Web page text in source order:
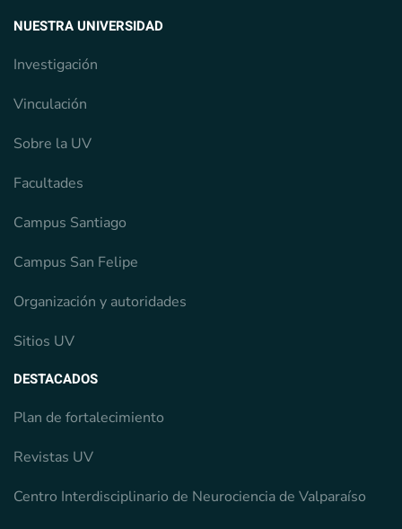
NUESTRA UNIVERSIDAD
Investigación
Vinculación
Sobre la UV
Facultades
Campus Santiago
Campus San Felipe
Organización y autoridades
Sitios UV
DESTACADOS
Plan de fortalecimiento
Revistas UV
Centro Interdisciplinario de Neurociencia de Valparaíso